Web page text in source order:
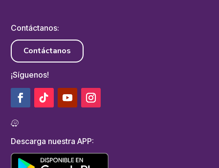
Contáctanos:
Contáctanos
¡Síguenos!
Descarga nuestra APP: